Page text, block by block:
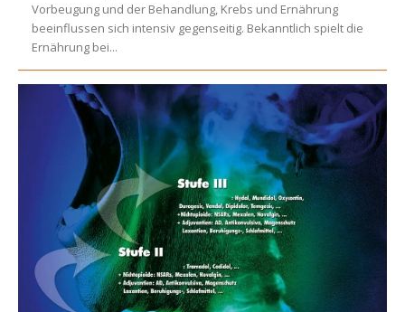
Vorbeugung und der Behandlung, Krebs und Ernährung
beeinflussen sich intensiv gegenseitig. Bekanntlich spielt die
Ernährung bei...